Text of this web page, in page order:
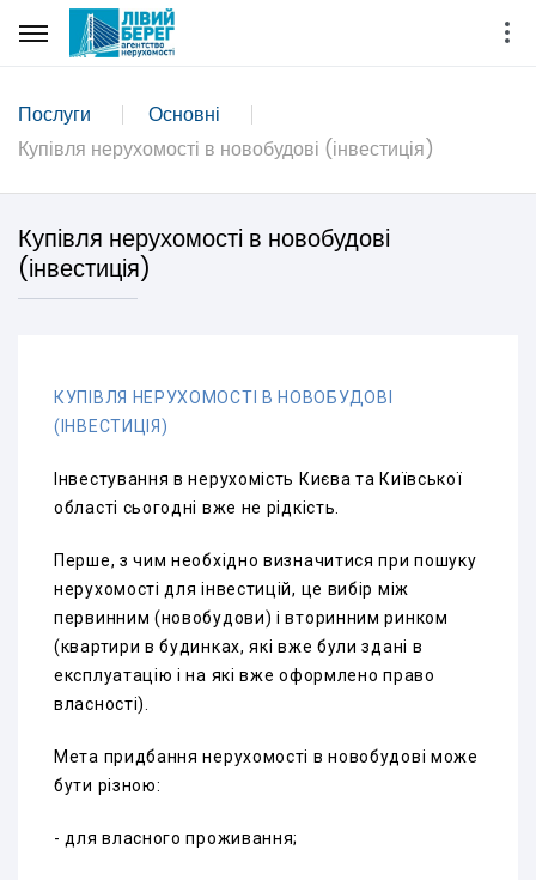
Послуги
Основні
Купівля нерухомості в новобудові (інвестиція)
Купівля нерухомості в новобудові
(інвестиція)
КУПІВЛЯ НЕРУХОМОСТІ В НОВОБУДОВІ
(ІНВЕСТИЦІЯ)
Інвестування в нерухомість Києва та Київської
області сьогодні вже не рідкість.
Перше, з чим необхідно визначитися при пошуку
нерухомості для інвестицій, це вибір між
первинним (новобудови) і вторинним ринком
(квартири в будинках, які вже були здані в
експлуатацію і на які вже оформлено право
власності).
Мета придбання нерухомості в новобудові може
бути різною:
- для власного проживання;